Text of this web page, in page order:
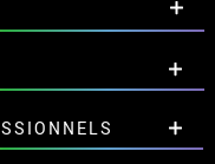
données